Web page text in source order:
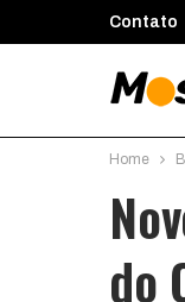
Contato
Home
do